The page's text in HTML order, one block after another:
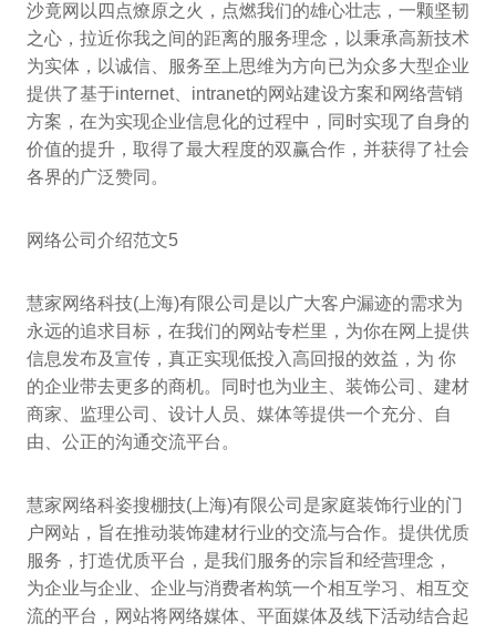
沙竟网以四点燎原之火，点燃我们的雄心壮志，一颗坚韧
之心，拉近你我之间的距离的服务理念，以秉承高新技术
为实体，以诚信、服务至上思维为方向已为众多大型企业
提供了基于internet、intranet的网站建设方案和网络营销
方案，在为实现企业信息化的过程中，同时实现了自身的
价值的提升，取得了最大程度的双赢合作，并获得了社会
各界的广泛赞同。
网络公司介绍范文5
慧家网络科技(上海)有限公司是以广大客户漏迹的需求为
永远的追求目标，在我们的网站专栏里，为你在网上提供
信息发布及宣传，真正实现低投入高回报的效益，为 你
的企业带去更多的商机。同时也为业主、装饰公司、建材
商家、监理公司、设计人员、媒体等提供一个充分、自
由、公正的沟通交流平台。
慧家网络科姿搜棚技(上海)有限公司是家庭装饰行业的门
户网站，旨在推动装饰建材行业的交流与合作。提供优质
服务，打造优质平台，是我们服务的宗旨和经营理念，
为企业与企业、企业与消费者构筑一个相互学习、相互交
流的平台，网站将网络媒体、平面媒体及线下活动结合起